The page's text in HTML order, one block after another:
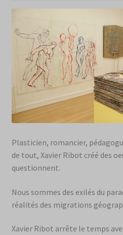
Plasticien, romancier,
de tout, Xavier Ribot créé des
questionnent.
Nous sommes des exilés du
réalités des migrations
Xavier Ribot arrête le temps